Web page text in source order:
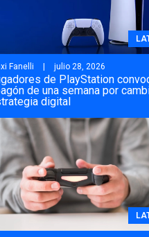
Fanelli julio 28, 2026
de PlayStation
de una semana por
digital